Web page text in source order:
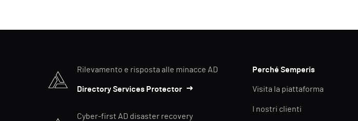
Rilevamento e risposta alle minacce AD
Directory Services Protector
Cyber-first AD disaster recovery
Perché Semperis
Visita la piattaforma
I nostri clienti